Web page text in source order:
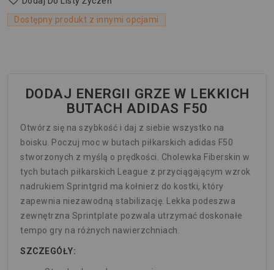
Dostępny produkt z innymi opcjami
DODAJ ENERGII GRZE W LEKKICH
BUTACH ADIDAS F50
Otwórz się na szybkość i daj z siebie wszystko na
boisku. Poczuj moc w butach piłkarskich adidas F50
stworzonych z myślą o prędkości. Cholewka Fiberskin w
tych butach piłkarskich League z przyciągającym wzrok
nadrukiem Sprintgrid ma kołnierz do kostki, który
zapewnia niezawodną stabilizację. Lekka podeszwa
zewnętrzna Sprintplate pozwala utrzymać doskonałe
tempo gry na różnych nawierzchniach.
SZCZEGÓŁY: